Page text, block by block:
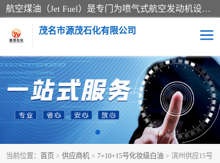
航空煤油（Jet Fuel）是专门为喷气式航空发动机设计的高纯度燃料，主要分为Jet A、Jet A-1和Jet B等类型。其特点是闪点高、低温流动性好，并添加了抗静电剂和抗氧化剂以确保飞行安全。航空煤油需
茂名市源茂石化有限公司
当前位置： 首页 > 供应商机 > 7+10+15号化妆级白油 > 滨州供应15号
RP3航空煤油 D20+D30溶剂油
D40+D60溶剂油 D80+D100溶剂油
6号+120号溶剂油 260号溶剂油
异构烷烃 天然乳胶